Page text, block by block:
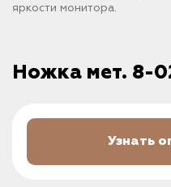
яркости монитора.
Ножка мет. 8-
Узнать